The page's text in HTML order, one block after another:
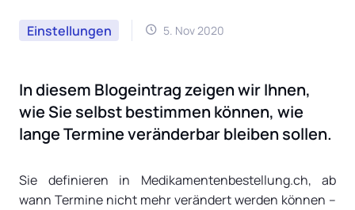
Einstellungen 5. Nov 2020
In diesem Blogeintrag zeigen wir Ihnen,
wie Sie selbst bestimmen können, wie
lange Termine veränderbar bleiben sollen.
Sie definieren in Medikamentenbestellung.ch, ab
wann Termine nicht mehr verändert werden können –